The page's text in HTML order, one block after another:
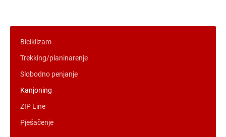
Biciklizam
Trekking/planinarenje
Slobodno penjanje
Kanjoning
ZIP Line
Pješačenje